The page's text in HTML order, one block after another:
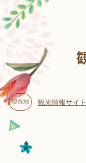
ー
ジ
頭
す
。 現在地 観光情報サイト